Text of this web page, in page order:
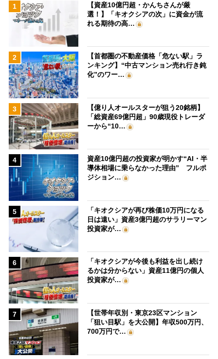
1
【資産10億円超・かんちさんが厳
選！】「キオクシアの次」に資金が流
れる期待の高…
2
【首都圏の不動産価格「危ない駅」ラ
ンキング】“中古マンション売れ行き鈍
化”のワー…
3
【億り人オールスターが狙う20銘柄】
「総資産69億円超」90歳現役トレーダ
ーから“10…
4
資産10億円超の投資家が明かす“AI・半
導体相場に乗らなかった理由” フルポ
ジション…
5
「キオクシアが再び株価10万円になる
日は遠い」資産3億円超のサラリーマン
投資家が…
6
「キオクシアが今後も利益を出し続け
るかは分からない」資産11億円の個人
投資家が…
7
【世帯年収別・東京23区マンション
「狙い目駅」を大公開】年収500万円、
700万円で…